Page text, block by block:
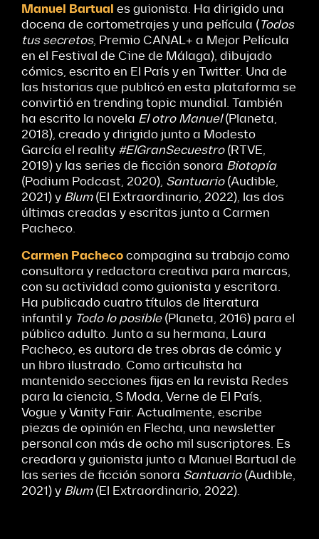
Manuel Bartual es guionista. Ha dirigido una
docena de cortometrajes y una película (Todos
tus secretos, Premio CANAL+ a Mejor Película
en el Festival de Cine de Málaga), dibujado
cómics, escrito en El País y en Twitter. Una de
las historias que publicó en esta plataforma se
convirtió en trending topic mundial. También
ha escrito la novela El otro Manuel(Planeta,
2018), creado y dirigido junto a Modesto
García el reality #ElGranSecuestro(RTVE,
2019) y las series de ficción sonora Biotopía
(Podium Podcast, 2020), Santuario(Audible,
2021) y Blum(El Extraordinario, 2022), las dos
últimas creadas y escritas junto a Carmen
Pacheco.
Carmen Pachecocompagina su trabajo como
consultora y redactora creativa para marcas,
con su actividad como guionista y escritora.
Ha publicado cuatro títulos de literatura
infantil y Todo lo posible(Planeta, 2016) para el
público adulto. Junto a su hermana, Laura
Pacheco, es autora de tres obras de cómic y
un libro ilustrado. Como articulista ha
mantenido secciones fijas en la revista Redes
para la ciencia, S Moda, Verne de El País,
Vogue y Vanity Fair. Actualmente, escribe
piezas de opinión en Flecha, una newsletter
personal con más de ocho mil suscriptores. Es
creadora y guionista junto a Manuel Bartual de
las series de ficción sonora Santuario(Audible,
2021) y Blum(El Extraordinario, 2022).